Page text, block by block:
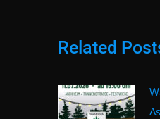
Related